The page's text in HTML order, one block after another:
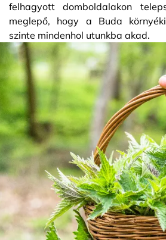
felhagyott domboldalakon
meglepő, hogy a Buda
szinte mindenhol utunkba akad.